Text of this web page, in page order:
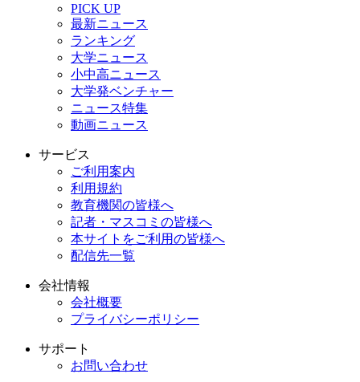
PICK UP
最新ニュース
ランキング
大学ニュース
小中高ニュース
大学発ベンチャー
ニュース特集
動画ニュース
サービス
ご利用案内
利用規約
教育機関の皆様へ
記者・マスコミの皆様へ
本サイトをご利用の皆様へ
配信先一覧
会社情報
会社概要
プライバシーポリシー
サポート
お問い合わせ